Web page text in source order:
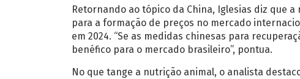
Retornando ao tópico da China, Iglesias diz que
para a formação de preços no mercado
em 2024. “Se as medidas chinesas para
benéfico para o mercado brasileiro”, pontua.
No que tange a nutrição animal, o analista